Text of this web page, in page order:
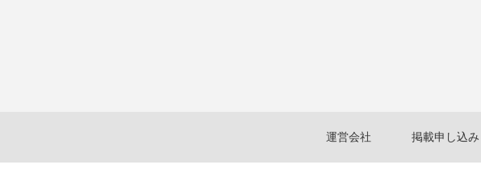
運営会社 掲載申し込み